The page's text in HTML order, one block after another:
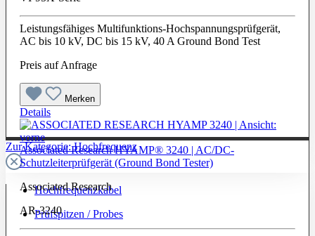
Zur Kategorie: Hochfrequenz
Hochfrequenzkabel
Prüfspitzen / Probes
Leistungsfähiges Multifunktions-Hochspannungsprüfgerät,
AC bis 10 kV, DC bis 15 kV, 40 A Ground Bond Test
Preis auf Anfrage
Merken
Details
Associated Research HYAMP® 3240 | AC/DC-
Schutzleiterprüfgerät (Ground Bond Tester)
Associated Research
AR-3240